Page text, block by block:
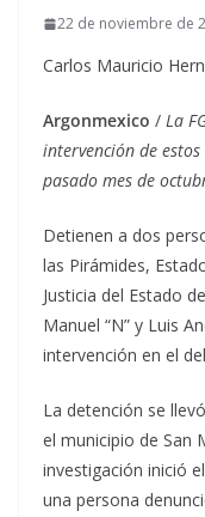
22 de noviembre de
Carlos Mauricio
Argonmexico / La
intervención de
pasado mes de
Detienen a dos
las Pirámides,
Justicia del Estado
Manuel “N” y Luis
intervención en el
La detención se
el municipio de San
investigación inició
una persona